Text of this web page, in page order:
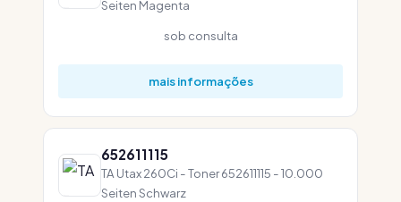
Seiten Magenta
sob consulta
mais informações
652611115
TA Utax 260Ci - Toner 652611115 - 10.000
Seiten Schwarz